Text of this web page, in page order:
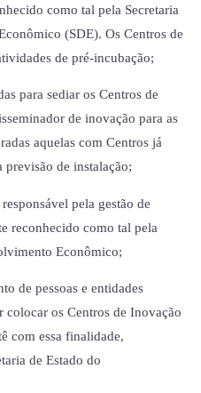
como tal pela Secretaria
(SDE). Os Centros de
de pré-incubação;
para sediar os Centros de
de inovação para as
aquelas com Centros já
previsão de instalação;
pela gestão de
reconhecido como tal pela
Econômico;
de pessoas e entidades
os Centros de Inovação
com essa finalidade,
de Estado do